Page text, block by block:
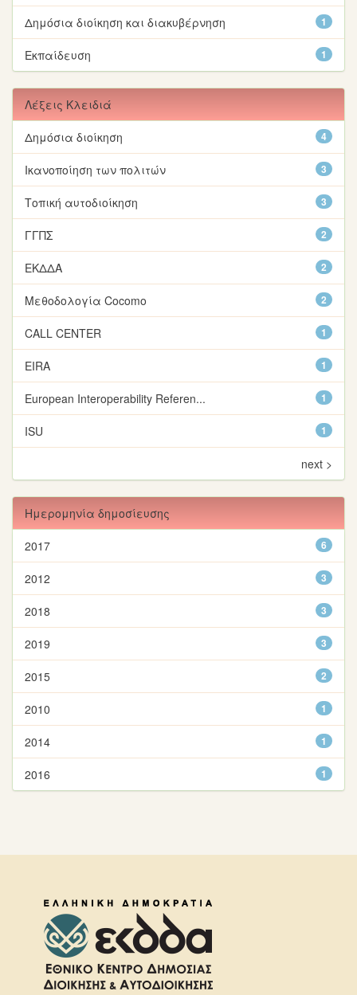
1
Δημόσια διοίκηση και διακυβέρνηση
1
Εκπαίδευση
Λέξεις Κλειδιά
4
Δημόσια διοίκηση
3
Ικανοποίηση των πολιτών
3
Τοπική αυτοδιοίκηση
2
ΓΓΠΣ
2
ΕΚΔΔΑ
2
Μεθοδολογία Cocomo
1
CALL CENTER
1
EIRA
1
European Interoperability Referen...
1
ISU
next >
Ημερομηνία δημοσίευσης
6
2017
3
2012
3
2018
3
2019
2
2015
1
2010
1
2014
1
2016